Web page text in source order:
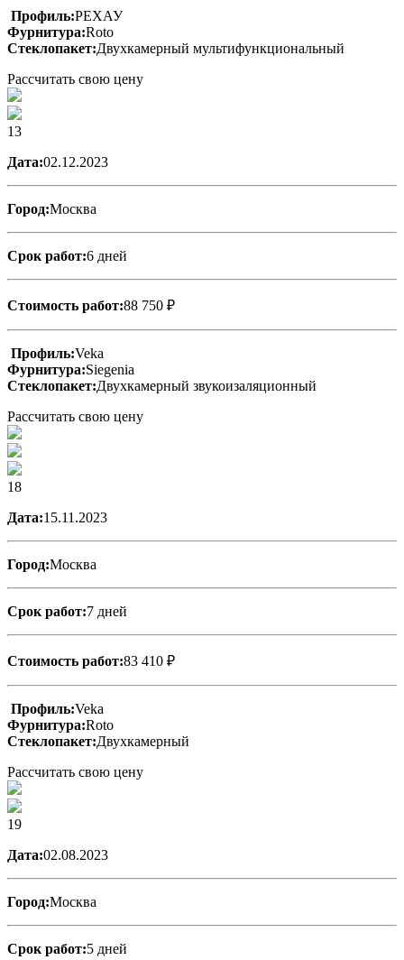
Профиль:РЕХАУ
Фурнитура:Roto
Стеклопакет:Двухкамерный мультифункциональный
Рассчитать свою цену
13
Дата:02.12.2023
Город:Москва
Срок работ:6 дней
Стоимость работ:88 750 ₽
Профиль:Veka
Фурнитура:Siegenia
Стеклопакет:Двухкамерный звукоизаляционный
Рассчитать свою цену
18
Дата:15.11.2023
Город:Москва
Срок работ:7 дней
Стоимость работ:83 410 ₽
Профиль:Veka
Фурнитура:Roto
Стеклопакет:Двухкамерный
Рассчитать свою цену
19
Дата:02.08.2023
Город:Москва
Срок работ:5 дней